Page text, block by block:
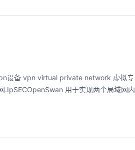
设备 vpn virtual private network 虚拟专
.IpSECOpenSwan 用于实现两个局域网内
王一男-华为云码道产品规划专家；李炎-华为云码道产品专家；姜浩-华为云HCDG核心组成员
直播深度解读华为云码道6月产品新特性，从S
回顾中